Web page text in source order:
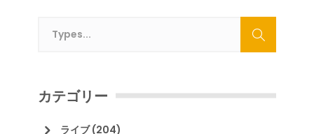
カテゴリー
ライブ(204)